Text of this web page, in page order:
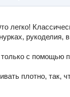
легко!
рукоделия,
с помощью
плотно, так,